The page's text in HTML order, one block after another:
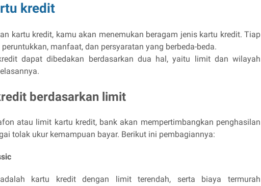
kredit
kartu kredit, kamu akan menemukan beragam jenis kartu kredit. Tiap
manfaat, dan persyaratan yang berbeda-beda.
dapat dibedakan berdasarkan dua hal, yaitu limit dan wilayah
berdasarkan limit
atau limit kartu kredit, bank akan mempertimbangkan penghasilan
tolak ukur kemampuan bayar. Berikut ini pembagiannya:
kartu kredit dengan limit terendah, serta biaya termurah